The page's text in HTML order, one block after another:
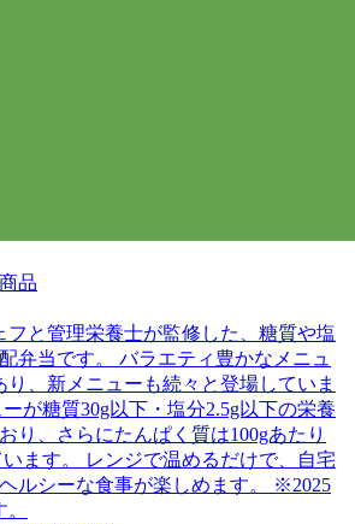
品
フと管理栄養士が監修した、糖質や塩
弁当です。 バラエティ豊かなメニュ
り、新メニューも続々と登場していま
が糖質30g以下・塩分2.5g以下の栄養
り、さらにたんぱく質は100gあたり
ます。 レンジで温めるだけで、自宅
ルシーな食事が楽しめます。 ※2025